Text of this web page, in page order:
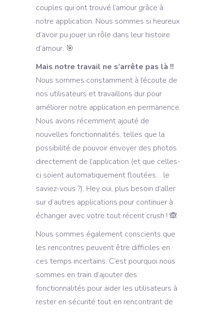
couples qui ont trouvé l’amour grâce à
notre application. Nous sommes si heureux
d’avoir pu jouer un rôle dans leur histoire
d’amour. 🎯
Mais notre travail ne s’arrête pas là !!
Nous sommes constamment à l’écoute de
nos utilisateurs et travaillons dur pour
améliorer notre application en permanence.
Nous avons récemment ajouté de
nouvelles fonctionnalités, telles que la
possibilité de pouvoir envoyer des photos
directement de l’application (et que celles-
ci soient automatiquement floutées… le
saviez-vous ?). Hey oui, plus besoin d’aller
sur d’autres applications pour continuer à
échanger avec votre tout récent crush ! 🙈
Nous sommes également conscients que
les rencontres peuvent être difficiles en
ces temps incertains. C’est pourquoi nous
sommes en train d’ajouter des
fonctionnalités pour aider les utilisateurs à
rester en sécurité tout en rencontrant de